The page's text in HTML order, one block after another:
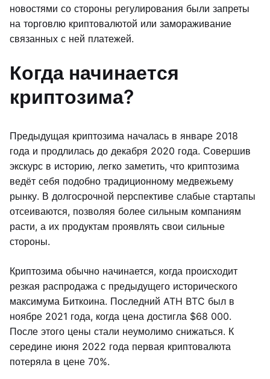
новостями со стороны регулирования были запреты
на торговлю криптовалютой или замораживание
связанных с ней платежей.
Когда начинается
криптозима?
Предыдущая криптозима началась в январе 2018
года и продлилась до декабря 2020 года. Совершив
экскурс в историю, легко заметить, что криптозима
ведёт себя подобно традиционному медвежьему
рынку. В долгосрочной перспективе слабые стартапы
отсеиваются, позволяя более сильным компаниям
расти, а их продуктам проявлять свои сильные
стороны.
Криптозима обычно начинается, когда происходит
резкая распродажа с предыдущего исторического
максимума Биткоина. Последний ATH BTC был в
ноябре 2021 года, когда цена достигла $68 000.
После этого цены стали неумолимо снижаться. К
середине июня 2022 года первая криптовалюта
потеряла в цене 70%.